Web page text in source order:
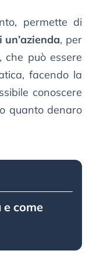
permette di
, per
che può essere
facendo la
conoscere
quanto denaro
come